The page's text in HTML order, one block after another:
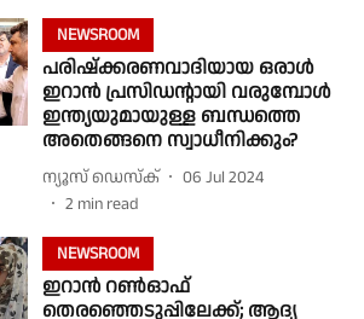
NEWSROOM
പരിഷ്ക്കരണവാദിയായ ഒരാൾ
ഇറാൻ പ്രസിഡൻ്റായി വരുമ്പോൾ
ഇന്ത്യയുമായുള്ള ബന്ധത്തെ
അതെങ്ങനെ സ്വാധീനിക്കും?
ന്യൂസ് ഡെസ്ക്
06 Jul 2024
2 min read
NEWSROOM
ഇറാന്‍ റൺഓഫ്
തെരഞ്ഞെടുപ്പിലേക്ക്; ആദ്യ